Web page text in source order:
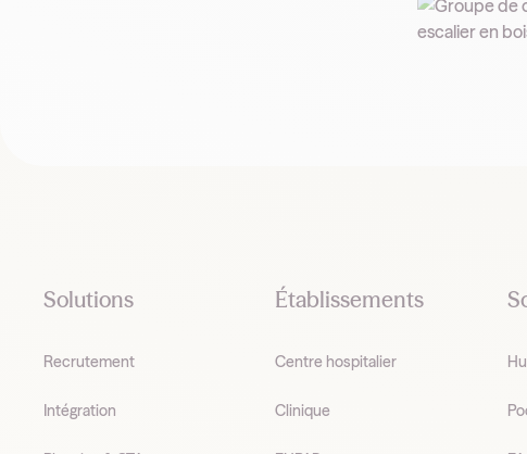
Solutions
Recrutement
Intégration
Établissements
Centre hospitalier
Clinique